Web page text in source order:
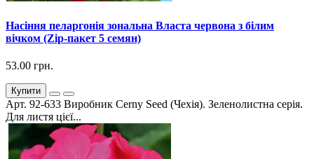
Насіння пеларгонія зональна Власта червона з білим
вічком (Zip-пакет 5 семян)
53.00 грн.
Купити
Арт. 92-633 Виробник Cerny Seed (Чехія). Зеленолистна серія.
Для листя цієї...